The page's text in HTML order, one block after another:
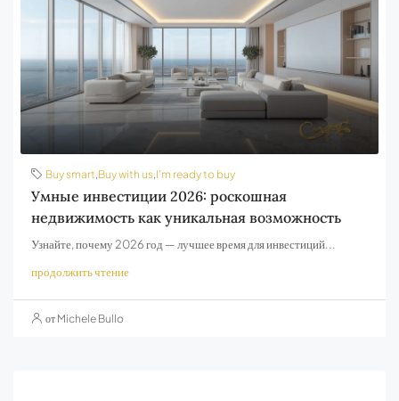
Buy smart,Buy with us,I’m ready to buy
Умные инвестиции 2026: роскошная
недвижимость как уникальная возможность
Узнайте, почему 2026 год — лучшее время для инвестиций...
продолжить чтение
от Michele Bullo